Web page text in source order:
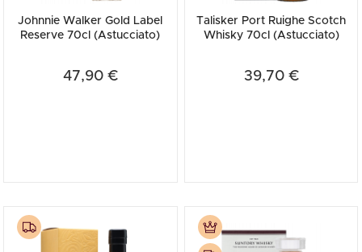
Johnnie Walker Gold Label
Reserve 70cl (Astucciato)
47,90 €
Talisker Port Ruighe Scotch
Whisky 70cl (Astucciato)
39,70 €